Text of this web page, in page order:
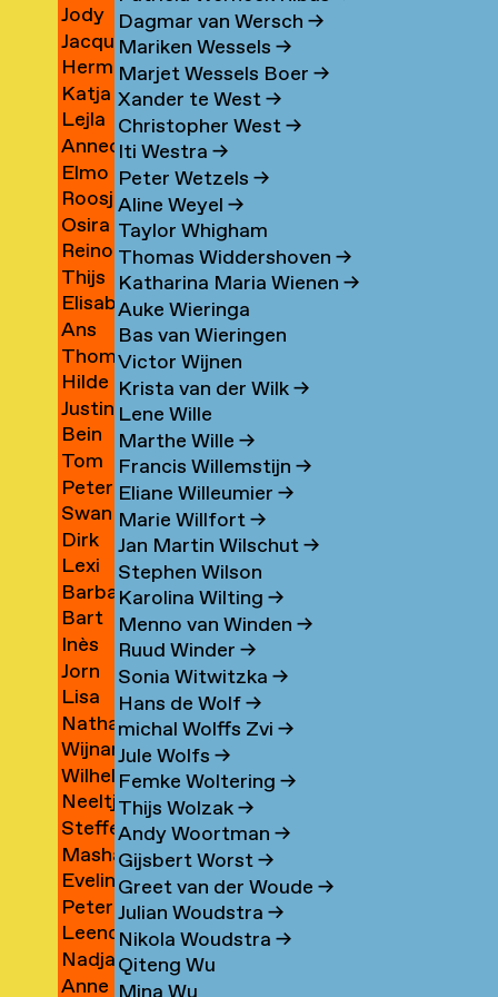
→
→
Vergeer
→
Jody
Vergeer
→
Jacqueline
Verhaagen
Herman
Verhagen
→
Katja
Verheul
→
Lejla
Verheus
→
Annechien
Verhey
→
Elmo
Vermijs
→
Roosje
Verschoor
→
Osira
Verspyck
→
Reinout
Versteeg
→
Thijs
Verster
→
Elisabeth
Vervecken
→
Ans
Vianen
→
Thomas
Viers
→
Hilde
Viëtor
Justina
Vilčinskaitė
→
Bein
van
Vilsteren
→
Tom
Vincent
→
Peter
Vink
→
Swan
Vinton
→
Dirk
Vis→
Lexi
Visco
→
Barbara
Visser
→
Bart
Vissers
→
Inès
Vivier
→
Jorn
Vlaanderen
→
Lisa
Vlamings
→
Nathaly
Vlaun
Wijnand
Vlok
→
Wilhelmus
(Pim)
Vlug
→
Neeltje
van
der
Vlugt
→
Steffen
Vogelezang
→
Masha
Volkova
Eveline
Vondeling
Peter
de
Voogt
→
Leendert
Vooijce
→
Nadja
Voorham
Anne
Dagmar van Wersch→
Mariken Wessels→
Marjet Wessels Boer→
Xander te West→
Christopher West→
Iti Westra→
Peter Wetzels→
Aline Weyel→
Taylor Whigham
Thomas Widdershoven→
Katharina Maria Wienen→
Auke Wieringa
Bas van Wieringen
Victor Wijnen
Krista van der Wilk→
Lene Wille
Marthe Wille→
Francis Willemstijn→
Eliane Willeumier→
Marie Willfort→
Jan Martin Wilschut→
Stephen Wilson
Karolina Wilting→
Menno van Winden→
Ruud Winder→
Sonia Witwitzka→
Hans de Wolf→
michal Wolffs Zvi→
Jule Wolfs→
Femke Woltering→
Thijs Wolzak→
Andy Woortman→
Gijsbert Worst→
Greet van der Woude→
Julian Woudstra→
Nikola Woudstra→
Qiteng Wu